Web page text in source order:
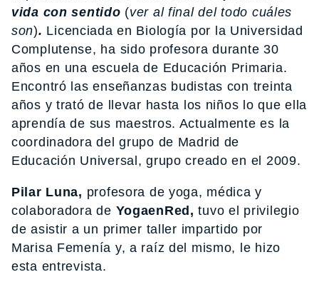
vida con sentido (ver al final del todo cuáles
son). Licenciada en Biología por la Universidad
Complutense, ha sido profesora durante 30
años en una escuela de Educación Primaria.
Encontró las enseñanzas budistas con treinta
años y trató de llevar hasta los niños lo que ella
aprendía de sus maestros. Actualmente es la
coordinadora del grupo de Madrid de
Educación Universal, grupo creado en el 2009.
Pilar Luna, profesora de yoga, médica y
colaboradora de YogaenRed, tuvo el privilegio
de asistir a un primer taller impartido por
Marisa Femenía y, a raíz del mismo, le hizo
esta entrevista.